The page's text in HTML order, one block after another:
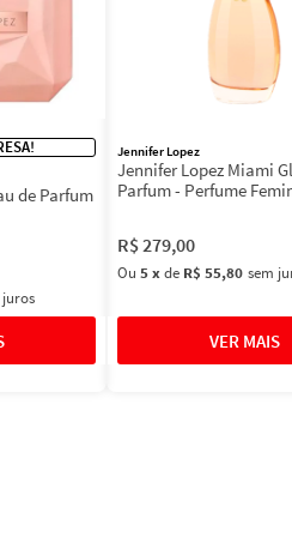
de Parfum
Jennifer Lopez
Jennifer Lopez Miami
Parfum - Perfume
R$279,00
Ou 5xde R$ 55,80 sem